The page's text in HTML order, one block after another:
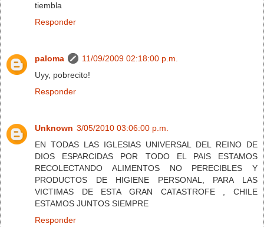
tiembla
Responder
paloma
11/09/2009 02:18:00 p.m.
Uyy, pobrecito!
Responder
Unknown 3/05/2010 03:06:00 p.m.
EN TODAS LAS IGLESIAS UNIVERSAL DEL REINO DE
DIOS ESPARCIDAS POR TODO EL PAIS ESTAMOS
RECOLECTANDO ALIMENTOS NO PERECIBLES Y
PRODUCTOS DE HIGIENE PERSONAL, PARA LAS
VICTIMAS DE ESTA GRAN CATASTROFE , CHILE
ESTAMOS JUNTOS SIEMPRE
Responder